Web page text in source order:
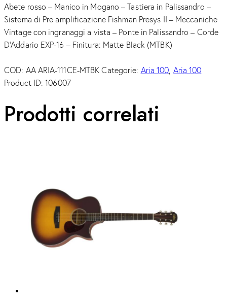
Abete rosso – Manico in Mogano – Tastiera in Palissandro –
Sistema di Pre amplificazione Fishman Presys II – Meccaniche
Vintage con ingranaggi a vista – Ponte in Palissandro – Corde
D’Addario EXP-16 – Finitura: Matte Black (MTBK)
COD: AA ARIA-111CE-MTBK Categorie: Aria 100, Aria 100
Product ID:106007
Prodotti correlati